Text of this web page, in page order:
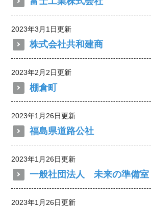
2023年3月1日更新
株式会社共和建商
2023年2月2日更新
棚倉町
2023年1月26日更新
福島県道路公社
2023年1月26日更新
一般社団法人 未来の準備室
2023年1月26日更新